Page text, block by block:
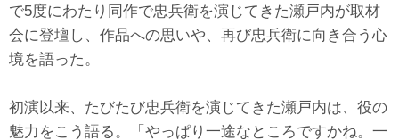
で5度にわたり同作で忠兵衛を演じてきた瀬戸内が取材
会に登壇し、作品への思いや、再び忠兵衛に向き合う心
境を語った。
初演以来、たびたび忠兵衛を演じてきた瀬戸内は、役の
魅力をこう語る。「やっぱり一途なところですかね。一